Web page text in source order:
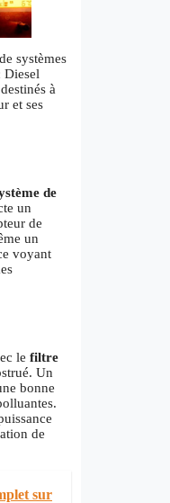
systèmes
Diesel
à
et ses
de
un
de
un
voyant
le filtre
Un
bonne
de
sur